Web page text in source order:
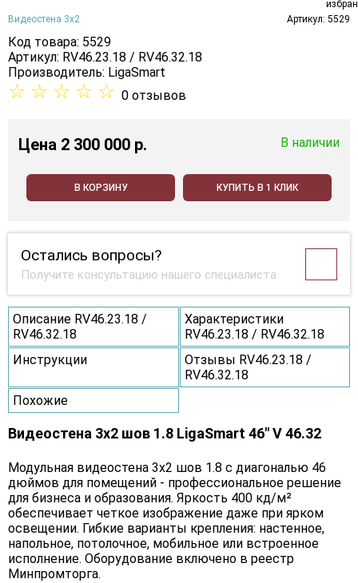
Видеостена 3х2 Артикул: 5529
Код товара: 5529
Артикул: RV46.23.18 / RV46.32.18
Производитель: LigaSmart
☆ ☆ ☆ ☆ ☆ 0 отзывов
Цена 2 300 000 p. В наличии
В КОРЗИНУ КУПИТЬ В 1 КЛИК
Остались вопросы?
Получите консультацию нашего специалиста
Описание RV46.23.18 /
RV46.32.18
Характеристики
RV46.23.18 / RV46.32.18
Инструкции
Отзывы RV46.23.18 /
RV46.32.18
Похожие
Видеостена 3x2 шов 1.8 LigaSmart 46" V 46.32
Модульная видеостена 3x2 шов 1.8 с диагональю 46
дюймов для помещений - профессиональное решение
для бизнеса и образования. Яркость 400 кд/м²
обеспечивает четкое изображение даже при ярком
освещении. Гибкие варианты крепления: настенное,
напольное, потолочное, мобильное или встроенное
исполнение. Оборудование включено в реестр
Минпромторга.